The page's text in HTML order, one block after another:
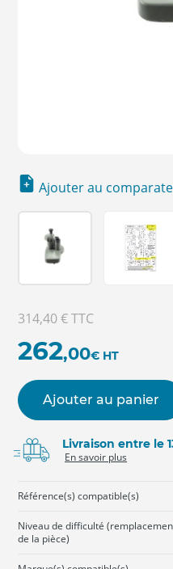
Ajouter au
314,40 €TTC
262,00€ HT
Ajouter au panier
Livraison entre le
En savoir plus
Référence(s) compatible(s)
Niveau de difficulté
de la pièce)